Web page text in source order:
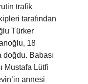
trafik
tarafından
Türker
18
doğdu. Babası
Mustafa Lütfi
annesi